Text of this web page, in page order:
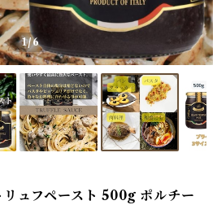
1/6
リュフペースト 500g ポルチー